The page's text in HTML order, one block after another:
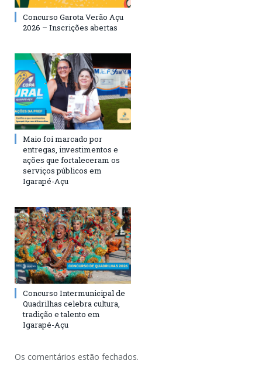
Concurso Garota Verão Açu
2026 – Inscrições abertas
Maio foi marcado por
entregas, investimentos e
ações que fortaleceram os
serviços públicos em
Igarapé-Açu
Concurso Intermunicipal de
Quadrilhas celebra cultura,
tradição e talento em
Igarapé-Açu
Os comentários estão fechados.